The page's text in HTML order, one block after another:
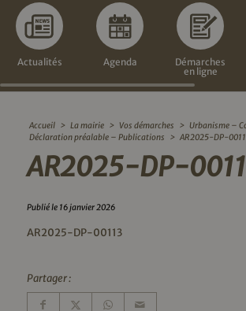
Actualités Agenda
Démarches
en ligne
Accueil > La mairie > Vos démarches > Urbanisme –
Déclaration préalable – Publications
> AR2025-DP-
AR2025-DP-
Publié le 16 janvier 2026
AR2025-DP-00113
Partager :